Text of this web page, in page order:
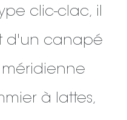
clic-clac, il
d'un canapé
à lattes,